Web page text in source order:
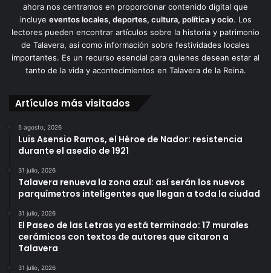
ahora nos centramos en proporcionar contenido digital que
incluye eventos locales, deportes, cultura, política y ocio. Los
lectores pueden encontrar artículos sobre la historia y patrimonio
de Talavera, así como información sobre festividades locales
importantes. Es un recurso esencial para quienes desean estar al
tanto de la vida y acontecimientos en Talavera de la Reina.
Artículos más visitados
5 agosto, 2026
Luis Asensio Ramos, el Héroe de Nador: resistencia
durante el asedio de 1921
31 julio, 2026
Talavera renueva la zona azul: así serán los nuevos
parquímetros inteligentes que llegan a toda la ciudad
31 julio, 2026
El Paseo de las Letras ya está terminado: 17 murales
cerámicos con textos de autores que citaron a
Talavera
31 julio, 2026